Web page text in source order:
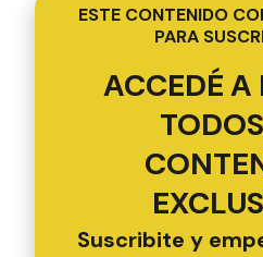
ESTE CONTENIDO
PARA
ACCEDÉ A
Suscribite y